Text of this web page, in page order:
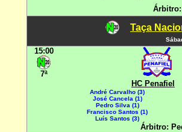
Taça
15:00
7ª
HC Penafiel
André Carvalho (3)
José Cancela (1)
Pedro Silva (1)
Francisco Santos (1)
Luís Santos (3)
Árbitro: